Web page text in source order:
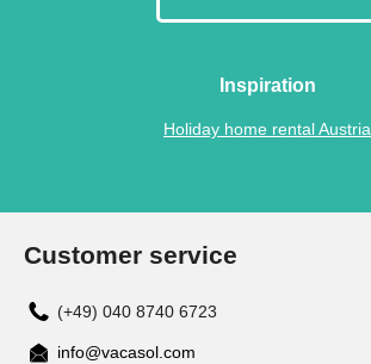
Inspiration
Holiday home rental Austria
Customer service
(+49) 040 8740 6723
info@vacasol.com